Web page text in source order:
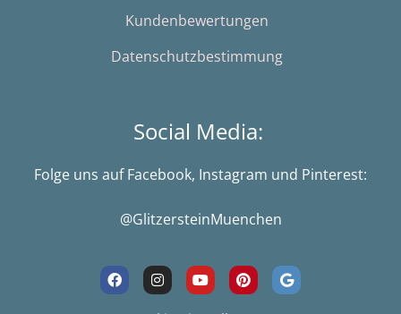
Kundenbewertungen
Datenschutzbestimmung
Social Media:
Folge uns auf Facebook, Instagram und Pinterest:
@GlitzersteinMuenchen
F
a
c
I
n
s
Y
o
u
P
i
n
G
o
o